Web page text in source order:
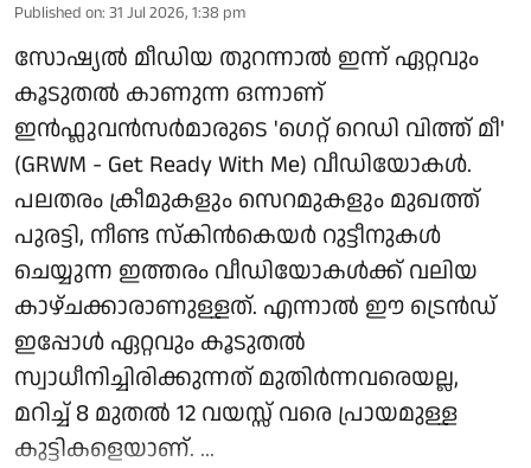
Published on: 31 Jul 2026, 1:38 pm
സോഷ്യൽ മീഡിയ തുറന്നാൽ ഇന്ന് ഏറ്റവും
കൂടുതൽ കാണുന്ന ഒന്നാണ്
ഇൻഫ്ലുവൻസർമാരുടെ 'ഗെറ്റ് റെഡി വിത്ത് മീ'
(GRWM - Get Ready With Me) വീഡിയോകൾ.
പലതരം ക്രീമുകളും സെറമുകളും മുഖത്ത്
പുരട്ടി, നീണ്ട സ്കിൻകെയർ റുട്ടീനുകൾ
ചെയ്യുന്ന ഇത്തരം വീഡിയോകൾക്ക് വലിയ
കാഴ്ചക്കാരാണുള്ളത്. എന്നാൽ ഈ ട്രെൻഡ്
ഇപ്പോൾ ഏറ്റവും കൂടുതൽ
സ്വാധീനിച്ചിരിക്കുന്നത് മുതിർന്നവരെയല്ല,
മറിച്ച് 8 മുതൽ 12 വയസ്സ് വരെ പ്രായമുള്ള
കുട്ടികളെയാണ്. ...